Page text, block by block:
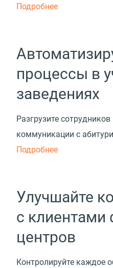
Подробнее
процессы в
заведениях
Разгрузите
коммуникации с
Подробнее
Улучшайте
с клиентами
центров
Контролируйте каждое